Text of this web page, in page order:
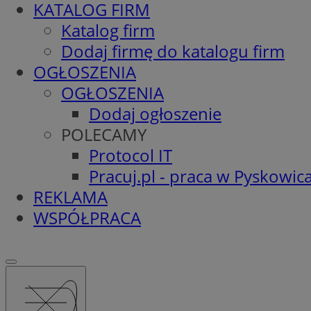
KATALOG FIRM
Katalog firm
Dodaj firmę do katalogu firm
OGŁOSZENIA
OGŁOSZENIA
Dodaj ogłoszenie
POLECAMY
Protocol IT
Pracuj.pl - praca w
REKLAMA
WSPÓŁPRACA